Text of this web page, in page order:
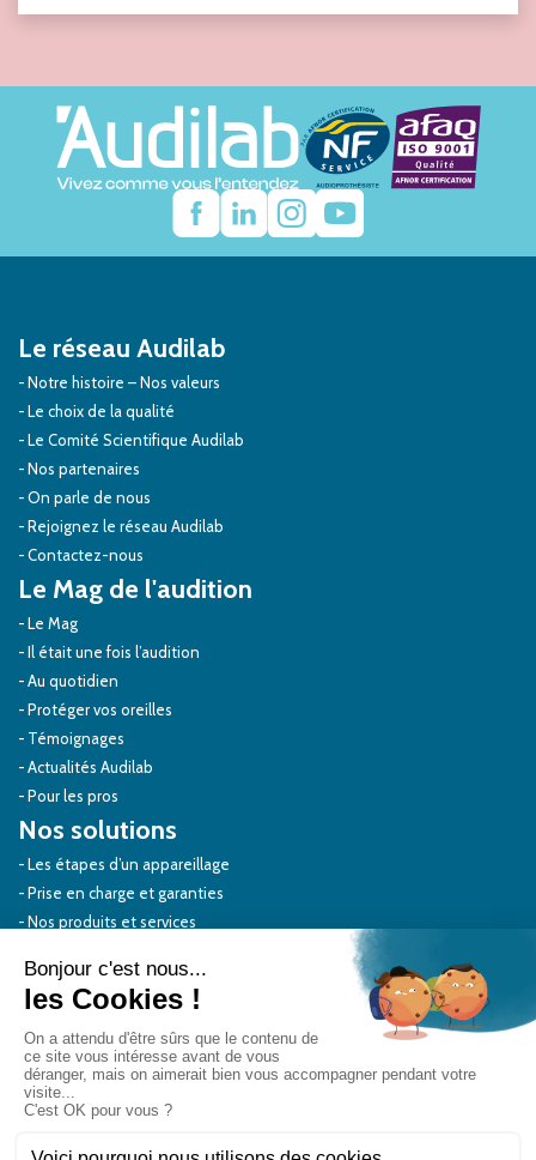
Vos attentes
Votre audition
Etre client chez Audilab
Accompagner un proche, un enfant
Nos solutions
Les étapes d’un appareillage
Prise en charge et garanties
Nos produits et services
Offres commerciales en cours
Le Mag de l'audition
Le Mag
Il était une fois l’audition
Au quotidien
Protéger vos oreilles
Témoignages
Actualités Audilab
Pour les pros
Le réseau Audilab
Notre histoire – Nos valeurs
Le choix de la qualité
Le Comité Scientifique Audilab
Nos partenaires
On parle de nous
Rejoignez le réseau Audilab
Contactez-nous